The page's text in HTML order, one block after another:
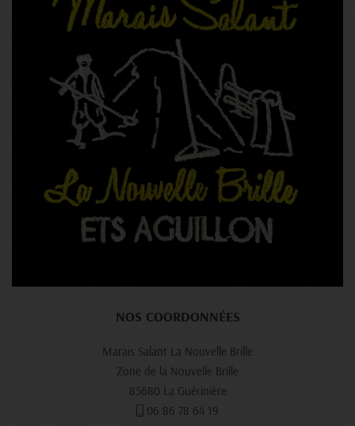
NOS COORDONNÉES
Marais Salant La Nouvelle Brille
Zone de la Nouvelle Brille
85680 La Guérinière
06 86 78 64 19